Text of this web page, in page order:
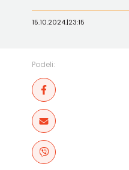
15.10.2024.|23:15
Podeli: